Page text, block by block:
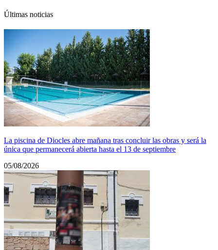
Últimas noticias
La piscina de Diocles abre mañana tras concluir las obras y será la
única que permanecerá abierta hasta el 13 de septiembre
05/08/2026